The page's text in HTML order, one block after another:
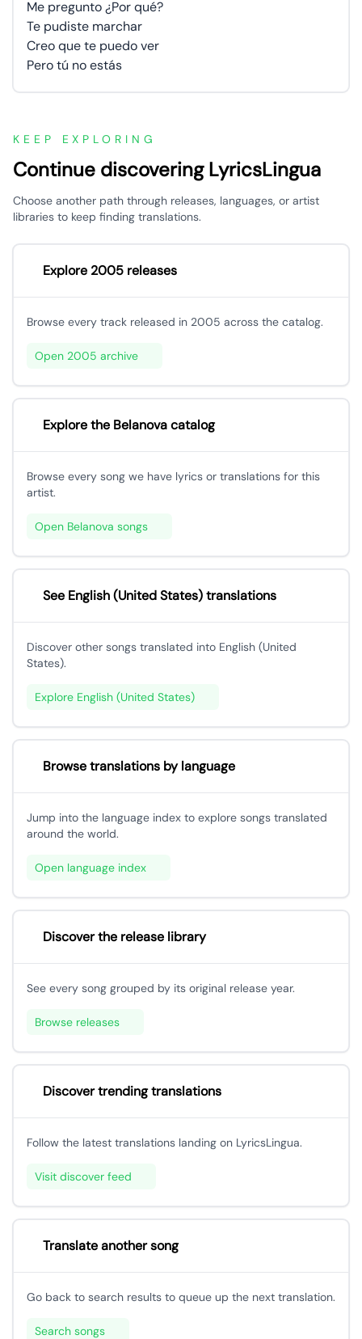
Me pregunto ¿Por qué?
Te pudiste marchar
Creo que te puedo ver
Pero tú no estás
KEEP EXPLORING
Continue discovering LyricsLingua
Choose another path through releases, languages, or artist
libraries to keep finding translations.
Explore 2005 releases
Browse every track released in 2005 across the catalog.
Open 2005 archive
Explore the Belanova catalog
Browse every song we have lyrics or translations for this
artist.
Open Belanova songs
See English (United States) translations
Discover other songs translated into English (United
States).
Explore English (United States)
Browse translations by language
Jump into the language index to explore songs translated
around the world.
Open language index
Discover the release library
See every song grouped by its original release year.
Browse releases
Discover trending translations
Follow the latest translations landing on LyricsLingua.
Visit discover feed
Translate another song
Go back to search results to queue up the next translation.
Search songs